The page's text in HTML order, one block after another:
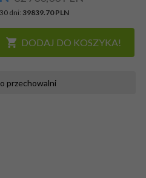
dni: 39839.70 PLN
DODAJ DO KOSZYKA!
przechowalni